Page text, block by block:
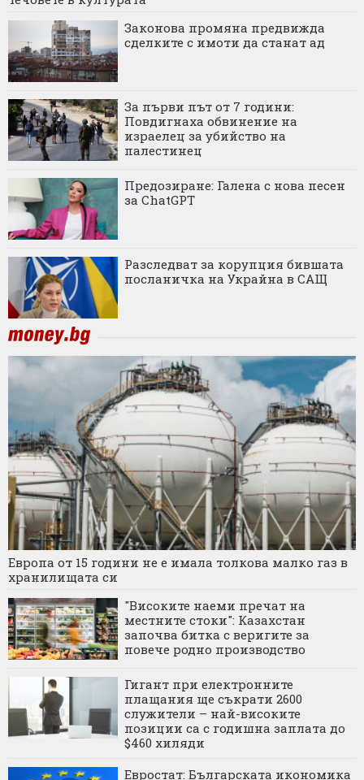
Законова промяна предвижда
сделките с имоти да станат ад
За първи път от 7 години:
Повдигнаха обвинение на
израелец за убийство на
палестинец
Предозиране: Галена с нова песен
за ChatGPT
Разследват за корупция бившата
посланичка на Украйна в САЩ
Европа от 15 години не е имала толкова малко газ в
хранилищата си
"Високите наеми пречат на
местните стоки": Казахстан
започва битка с веригите за
повече родно производство
Гигант при електронните
плащания ще съкрати 2600
служители – най-високите
позиции са с годишна заплата до
$460 хиляди
Евростат: Българската икономика